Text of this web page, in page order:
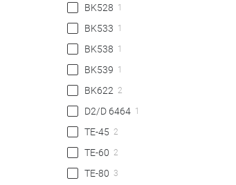
BK528 1
BK533 1
BK538 1
BK539 1
BK622 2
D2/D 6464 1
TE-45 2
TE-60 2
TE-80 3